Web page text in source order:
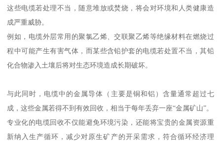
这些电缆若处理不当，随意堆放或焚烧，将会对环境和人类健康造
成严重威胁。
例如，电缆外层常用的聚氯乙烯、交联聚乙烯等绝缘材料在燃烧过
程中可能产生有害气体，而某些含铅护套的电缆若处置不当，其铅
化合物渗入土壤后将对生态环境造成长期破坏。
与此同时，电缆中的金属导体（主要是铜和铝）含量通常超过七
成，这些金属若得不到有效回收，相当于每年丢弃一座“金属矿山”。
专业化的电缆回收不仅能避免环境污染，还能将宝贵的金属资源重
新纳入生产循环，减少对原生矿产的开采需求，符合循环经济理